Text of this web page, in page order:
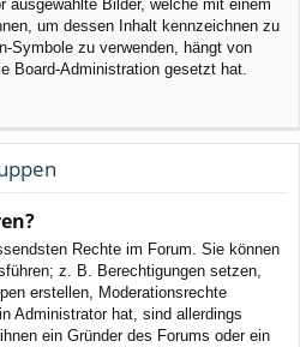
ausgewählte Bilder, welche mit einem
um dessen Inhalt kennzeichnen zu
Symbole zu verwenden, hängt von
Board-Administration gesetzt hat.
Rechte im Forum. Sie können
z. B. Berechtigungen setzen,
erstellen, Moderationsrechte
Administrator hat, sind allerdings
ein Gründer des Forums oder ein